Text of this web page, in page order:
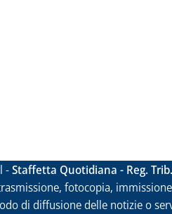
-Staffetta Quotidiana - Reg.
fotocopia,
di diffusione delle notizie o